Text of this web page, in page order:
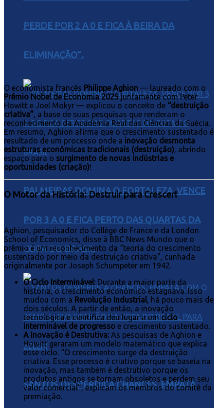
PERDE POR 2 A 0 E FICA À BEIRA DA
ELIMINAÇÃO”.
PALMEIRAS DOMINA O FORTALEZA, VENCE
POR 3 A 0 E FICA PERTO DAS QUARTAS DA
COPA DO BRASIL
SANTOS DESPERDIÇA CHANCES, EMPATA
O economista francês Philippe Aghion — laureado com o
Prêmio Nobel de Economia 2025juntamente com Peter
Howitt e Joel Mokyr — explicou o conceito de “destruição
criativa”, a base de suas pesquisas que renderam o
reconhecimento da Academia Real das Ciências da Suécia.
Em resumo, Aghion afirma que o crescimento sustentado é
resultado de um processo onde a inovação desmonta
estruturas econômicas tradicionais (destruição), abrindo
espaço para o surgimento de novas indústrias e
oportunidades (criação)!
O Motor da História: Destruir para Crescer!
Aghion, pesquisador do Collège de France e da London
School of Economics, disse à BBC News Mundo que o
prêmio é um reconhecimento da “teoria do crescimento
sustentado por meio da destruição criativa”, cunhada
originalmente por Joseph Schumpeter em 1942.
O Ciclo Interminável: Durante a maior parte da
história, o crescimento econômico estagnava. Isso
mudou com a Revolução Industrial, há pouco mais de
dois séculos. A partir de então, a inovação
tecnológica e científica deu lugar a umciclo
interminável de progresso e crescimento sustentado.
A Inovação é Destrutiva: As pesquisas de Aghion e
Howitt geraram um modelo matemático que explica
esse ciclo. “O crescimento surge da destruição
criativa. Esse processo é criativo porque se baseia na
inovação, mas também é destrutivo porque os
produtos antigos se tornam obsoletos e perdem seu
valor comercial”, explicam os membros do comitê da
premiação.